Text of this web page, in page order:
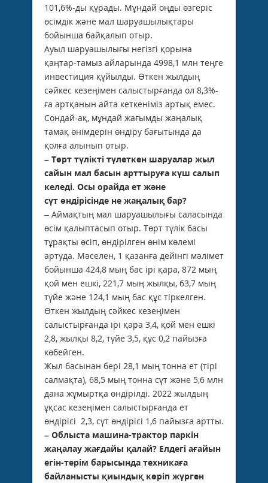
101,6%-ды құрады. Мұндай оңды өзгеріс
өсімдік және мал шаруашылықтары
бойынша байқалып отыр.
Ауыл шаруашылығы негізгі қорына
қаңтар-тамыз айларында 4998,1 млн теңге
инвестиция құйылды. Өткен жылдың
сәйкес кезеңімен салыстырғанда ол 8,3%-
ға артқанын айта кеткеніміз артық емес.
Сондай-ақ, мұндай жағымды жаңалық
тамақ өнімдерін өндіру бағытында да
қолға алынып отыр.
– Төрт түлікті түлеткен шаруалар жыл
сайын мал басын арттыруға күш салып
келеді. Осы орайда ет және
сүт өндірісінде не жаңалық бар?
– Аймақтың мал шаруашылығы саласында
өсім қалыптасып отыр. Төрт түлік басы
тұрақты өсіп, өндірілген өнім көлемі
артуда. Мәселен, 1 қазанға дейінгі мәлімет
бойынша 424,8 мың бас ірі қара, 872 мың
қой мен ешкі, 221,7 мың жылқы, 63,7 мың
түйе және 124,1 мың бас құс тіркелген.
Өткен жылдың сәйкес кезеңімен
салыстырғанда ірі қара 3,4, қой мен ешкі
2,8, жылқы 8,2, түйе 3,5, құс 0,2 пайызға
көбейген.
Жыл басынан бері 28,1 мың тонна ет (тірі
салмақта), 68,5 мың тонна сүт және 5,6 млн
дана жұмыртқа өндірілді. 2022 жылдың
ұқсас кезеңімен салыстырғанда ет
өндірісі 2,3, сүт өндірісі 1,6 пайызға артты.
– Облыста машина-трактор паркін
жаңалау жағдайы қалай? Елдегі ағайын
егін-терім барысында техникаға
байланысты қиындық көріп жүрген